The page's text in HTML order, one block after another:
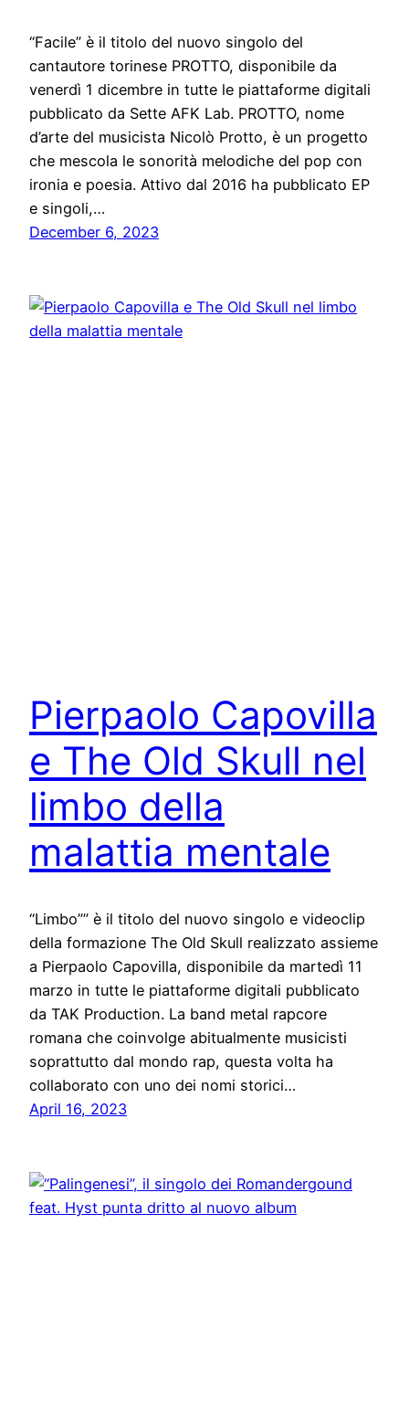
“Facile” è il titolo del nuovo singolo del
cantautore torinese PROTTO, disponibile da
venerdì 1 dicembre in tutte le piattaforme digitali
pubblicato da Sette AFK Lab. PROTTO, nome
d’arte del musicista Nicolò Protto, è un progetto
che mescola le sonorità melodiche del pop con
ironia e poesia. Attivo dal 2016 ha pubblicato EP
e singoli,…
December 6, 2023
Pierpaolo Capovilla
e The Old Skull nel
limbo della
malattia mentale
“Limbo”” è il titolo del nuovo singolo e videoclip
della formazione The Old Skull realizzato assieme
a Pierpaolo Capovilla, disponibile da martedì 11
marzo in tutte le piattaforme digitali pubblicato
da TAK Production. La band metal rapcore
romana che coinvolge abitualmente musicisti
soprattutto dal mondo rap, questa volta ha
collaborato con uno dei nomi storici…
April 16, 2023